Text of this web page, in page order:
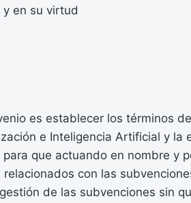
en su virtud
es establecer los términos
e Inteligencia Artificial y la
que actuando en nombre y
con las
de las subvenciones sin